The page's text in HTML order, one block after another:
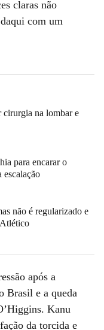
claras não
com um
cirurgia na lombar e
para encarar o
não é regularizado e
após a
Brasil e a queda
Kanu
da torcida e